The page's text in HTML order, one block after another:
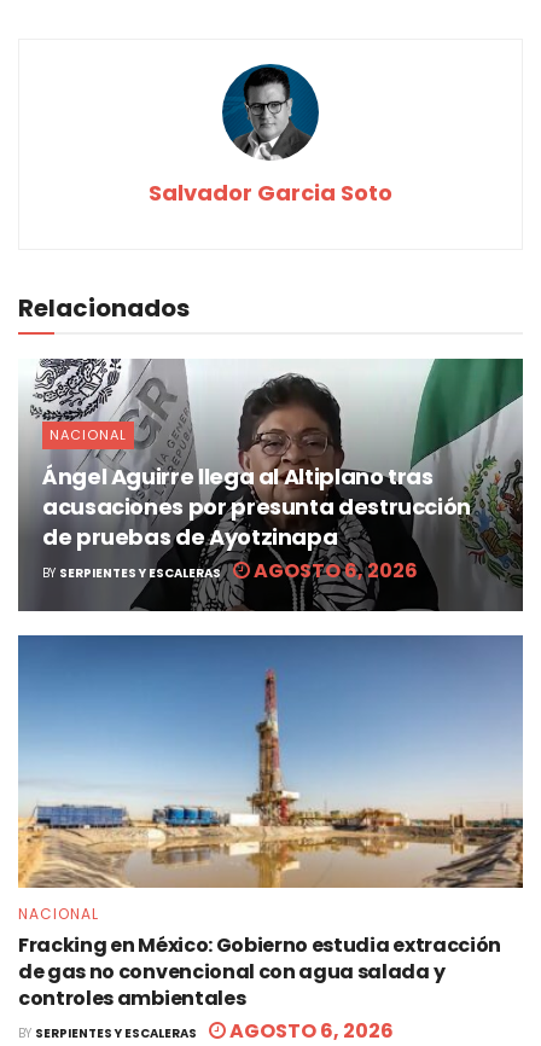
Salvador Garcia Soto
Relacionados
NACIONAL
Ángel Aguirre llega al Altiplano tras
acusaciones por presunta destrucción
de pruebas de Ayotzinapa
BY SERPIENTES Y ESCALERAS AGOSTO 6, 2026
NACIONAL
Fracking en México: Gobierno estudia extracción
de gas no convencional con agua salada y
controles ambientales
BY SERPIENTES Y ESCALERAS AGOSTO 6, 2026